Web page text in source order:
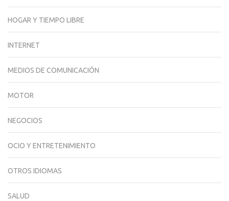
HOGAR Y TIEMPO LIBRE
INTERNET
MEDIOS DE COMUNICACIÓN
MOTOR
NEGOCIOS
OCIO Y ENTRETENIMIENTO
OTROS IDIOMAS
SALUD